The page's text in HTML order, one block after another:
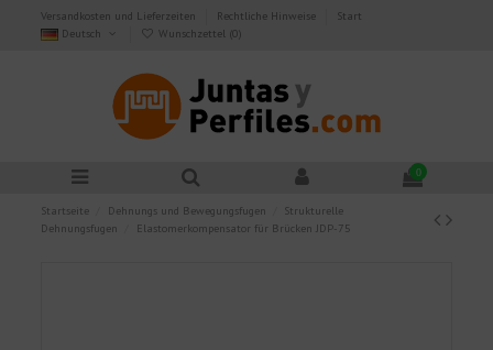
Versandkosten und Lieferzeiten Rechtliche Hinweise
Start
Deutsch
Wunschzettel (0)
0
Startseite Dehnungs und Bewegungsfugen
Strukturelle
Dehnungsfugen
Elastomerkompensator für Brücken JDP-75